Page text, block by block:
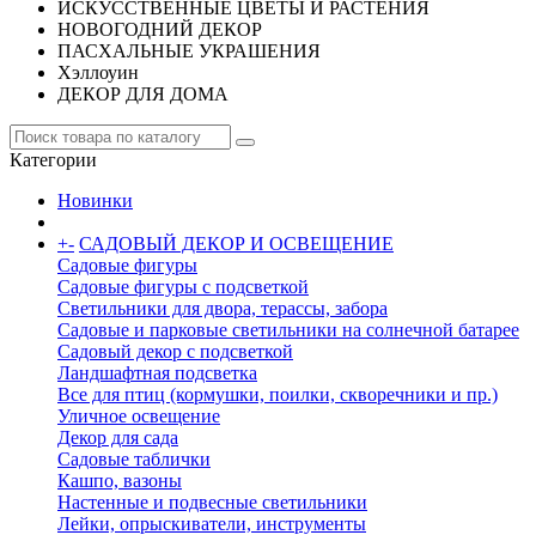
ИСКУССТВЕННЫЕ ЦВЕТЫ И РАСТЕНИЯ
НОВОГОДНИЙ ДЕКОР
ПАСХАЛЬНЫЕ УКРАШЕНИЯ
Хэллоуин
ДЕКОР ДЛЯ ДОМА
Категории
Новинки
+- САДОВЫЙ ДЕКОР И ОСВЕЩЕНИЕ
Садовые фигуры
Садовые фигуры с подсветкой
Светильники для двора, терассы, забора
Садовые и парковые светильники на солнечной батарее
Садовый декор с подсветкой
Ландшафтная подсветка
Все для птиц (кормушки, поилки, скворечники и пр.)
Уличное освещение
Декор для сада
Садовые таблички
Кашпо, вазоны
Настенные и подвесные светильники
Лейки, опрыскиватели, инструменты